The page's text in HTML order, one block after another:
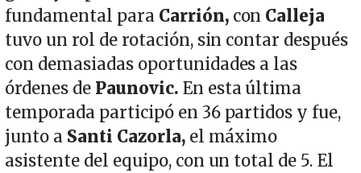
fundamental para Carrión,con Calleja
tuvo un rol de rotación, sin contar después
con demasiadas oportunidades a las
órdenes de Paunovic. En esta última
temporada participó en 36 partidos y fue,
junto a Santi Cazorla,el máximo
asistente del equipo, con un total de 5. El